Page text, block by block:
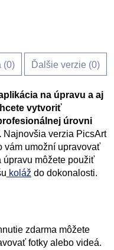
(0) Ďalšie verzie (0)
na úpravu a aj
vytvoriť
úrovni
Najnovšia verzia PicsArt
vám umožní upravovať
úpravu môžete použiť
koláž do dokonalosti.
zdarma môžete
fotky alebo videá.